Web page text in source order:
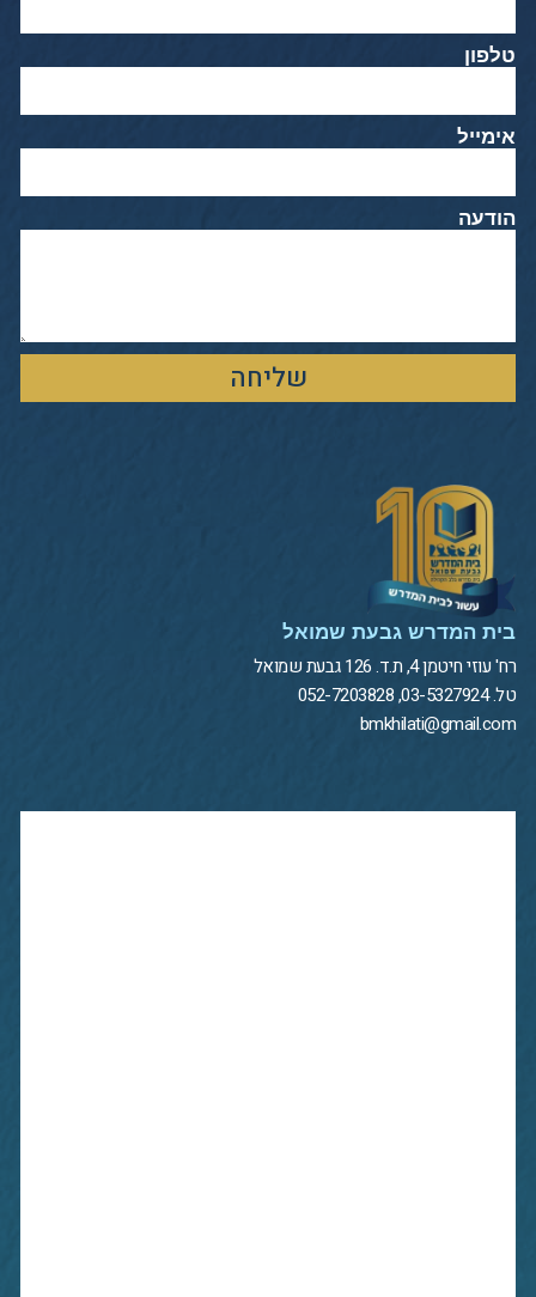
טלפון
אימייל
הודעה
שליחה
בית המדרש גבעת שמואל
רח' עוזי חיטמן 4, ת.ד. 126 גבעת שמואל
טל. 03-5327924, 052-7203828
bmkhilati@gmail.com